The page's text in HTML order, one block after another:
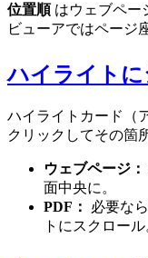
位置順はウェブペー
ビューアではページ
ハイライト
ハイライトカード（
クリックしてその箇
ウェブページ：
面中央に。
PDF：
必要な
トにスクロール